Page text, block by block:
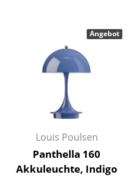
Regale & Schränke
Bücherregale
Wandregale
Sideboards & Kommoden
TV Möbel
Beistell- & Rollcontainer
Louis Poulsen
Panthella 160
Akkuleuchte, Indigo
Angebot